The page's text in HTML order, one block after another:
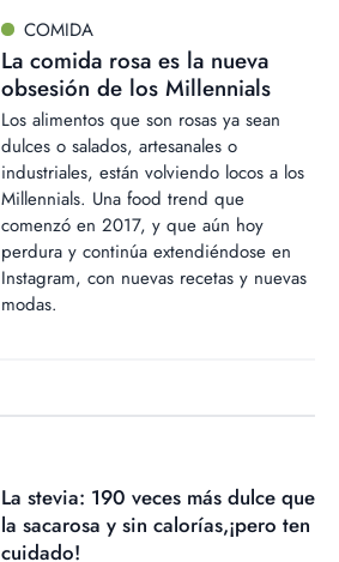
COMIDA
La comida rosa es la nueva
obsesión de los Millennials
Los alimentos que son rosas ya sean
dulces o salados, artesanales o
industriales, están volviendo locos a los
Millennials. Una food trend que
comenzó en 2017, y que aún hoy
perdura y continúa extendiéndose en
Instagram, con nuevas recetas y nuevas
modas.
La stevia: 190 veces más dulce que
la sacarosa y sin calorías,¡pero ten
cuidado!